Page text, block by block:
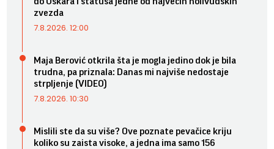
zvezda
7.8.2026. 12:00
Maja Berović otkrila šta je mogla jedino dok je bila
trudna, pa priznala: Danas mi najviše nedostaje
strpljenje (VIDEO)
7.8.2026. 10:30
Mislili ste da su više? Ove poznate pevačice kriju
koliko su zaista visoke, a jedna ima samo 156